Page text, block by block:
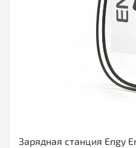
Зарядная станция Engy